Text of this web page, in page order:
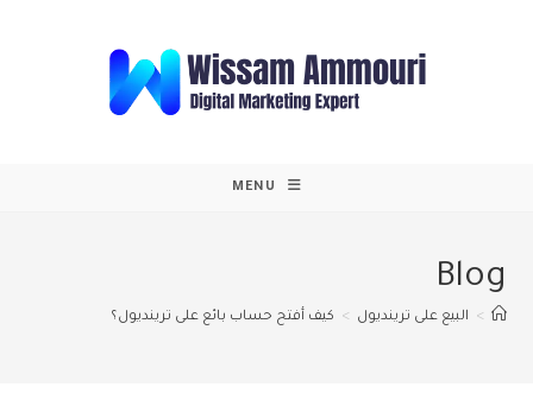
MENU
Blog
> البيع على ترينديول > كيف أفتح حساب بائع على ترينديول؟